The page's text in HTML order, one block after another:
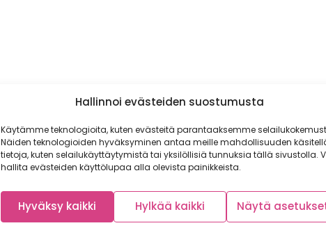
Hallinnoi evästeiden suostumusta
Käytämme teknologioita, kuten evästeitä parantaaksemme
Näiden teknologioiden hyväksyminen antaa meille mahdollisuuden
tietoja, kuten selailukäyttäytymistä tai yksilöllisiä tunnuksia tällä sivustolla.
hallita evästeiden käyttölupaa alla olevista painikkeista.
Hyväksy kaikki Hylkää kaikki Näytä